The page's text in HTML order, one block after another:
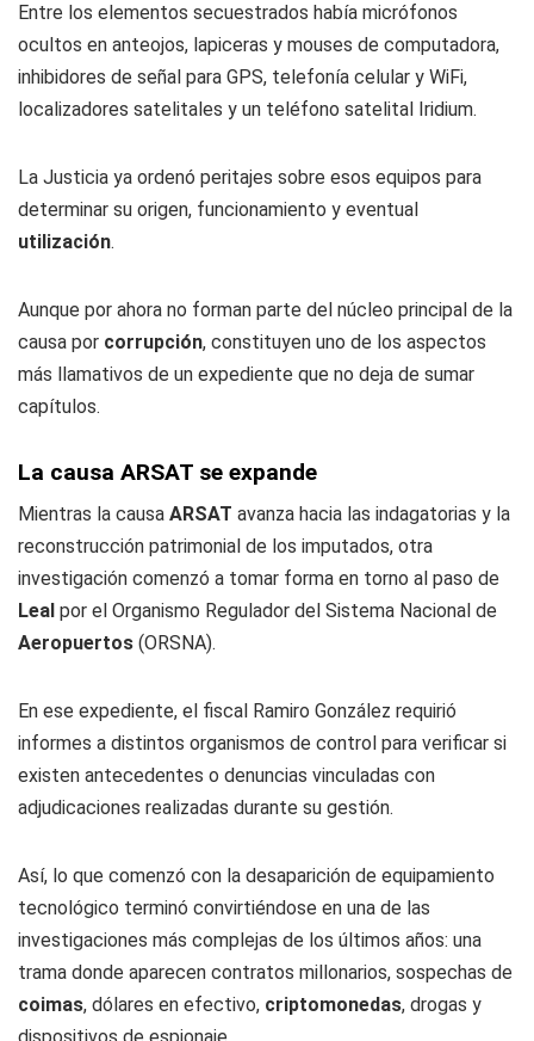
Entre los elementos secuestrados había micrófonos
ocultos en anteojos, lapiceras y mouses de computadora,
inhibidores de señal para GPS, telefonía celular y WiFi,
localizadores satelitales y un teléfono satelital Iridium.
La Justicia ya ordenó peritajes sobre esos equipos para
determinar su origen, funcionamiento y eventual
utilización.
Aunque por ahora no forman parte del núcleo principal de la
causa por corrupción, constituyen uno de los aspectos
más llamativos de un expediente que no deja de sumar
capítulos.
La causa ARSAT se expande
Mientras la causa ARSAT avanza hacia las indagatorias y la
reconstrucción patrimonial de los imputados, otra
investigación comenzó a tomar forma en torno al paso de
Leal por el Organismo Regulador del Sistema Nacional de
Aeropuertos (ORSNA).
En ese expediente, el fiscal Ramiro González requirió
informes a distintos organismos de control para verificar si
existen antecedentes o denuncias vinculadas con
adjudicaciones realizadas durante su gestión.
Así, lo que comenzó con la desaparición de equipamiento
tecnológico terminó convirtiéndose en una de las
investigaciones más complejas de los últimos años: una
trama donde aparecen contratos millonarios, sospechas de
coimas, dólares en efectivo, criptomonedas, drogas y